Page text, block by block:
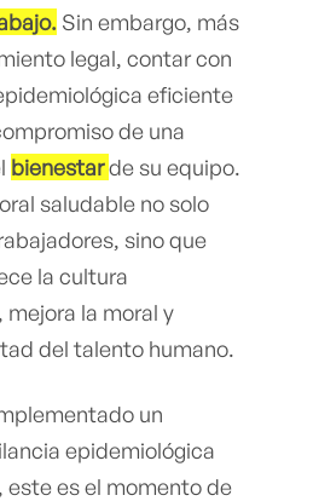
Sin embargo, más
legal, contar con
eficiente
de una
bienestarde su equipo.
saludable no solo
sino que
la cultura
mejora la moral y
del talento humano.
un
epidemiológica
este es el momento de